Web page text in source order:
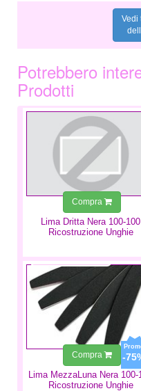
Vedi
Potrebbero
Prodotti
Lima Dritta Nera 100-100
Ricostruzione Unghie
0,75 €
Compra
-
Lima MezzaLuna Nera 100-
Ricostruzione Unghie
0,19 €
Compra